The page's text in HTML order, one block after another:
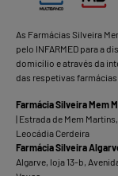
As Farmácias Silveira
pelo INFARMED para a
domicílio e através da
das respetivas farmácias
Farmácia Silveira Mem
| Estrada de Mem
Leocádia Cerdeira
Farmácia Silveira
Algarve, loja 13-b,